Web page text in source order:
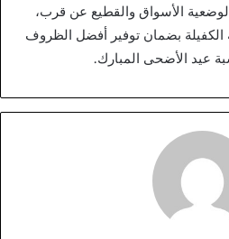
لوضعية الأسواق والقطيع عن قرب،
الكفيلة بضمان توفير أفضل الظروف
عيد الأضحى المبارك.